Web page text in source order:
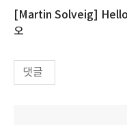
[Martin Solveig] Hello
오
댓글